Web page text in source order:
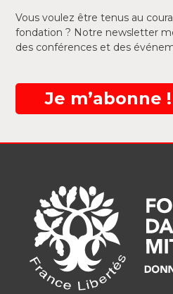
Vous voulez être tenus au
fondation ? Notre newsletter
des conférences et des
Je m’abonne !